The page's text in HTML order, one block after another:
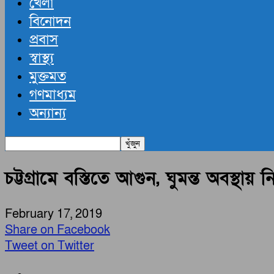
বিনোদন
প্রবাস
স্বাস্থ্য
মুক্তমত
গণমাধ্যম
অন্যান্য
চট্টগ্রামে বস্তিতে আগুন, ঘুমন্ত অবস্থায়
February 17, 2019
Share on Facebook
Tweet on Twitter